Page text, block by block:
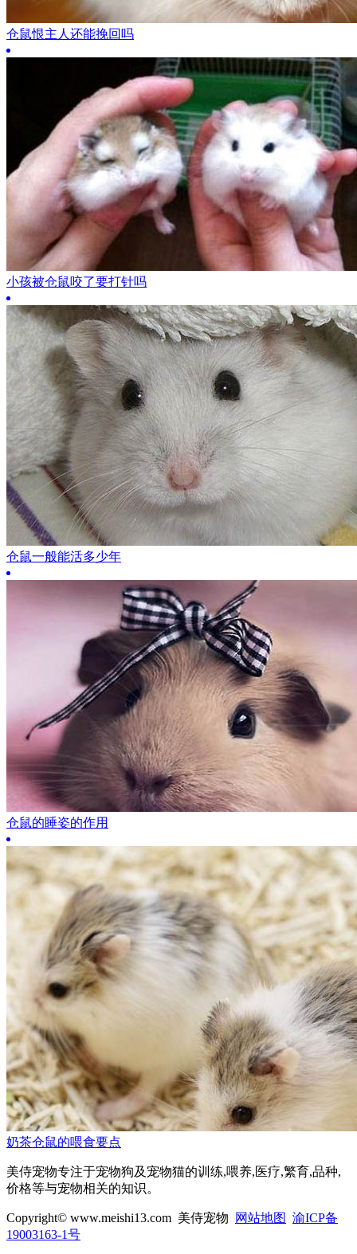
仓鼠恨主人还能挽回吗
小孩被仓鼠咬了要打针吗
仓鼠一般能活多少年
仓鼠的睡姿的作用
奶茶仓鼠的喂食要点
美侍宠物专注于宠物狗及宠物猫的训练,喂养,医疗,繁育,品种,
价格等与宠物相关的知识。
Copyright© www.meishi13.com 美侍宠物 网站地图 渝ICP备
19003163-1号